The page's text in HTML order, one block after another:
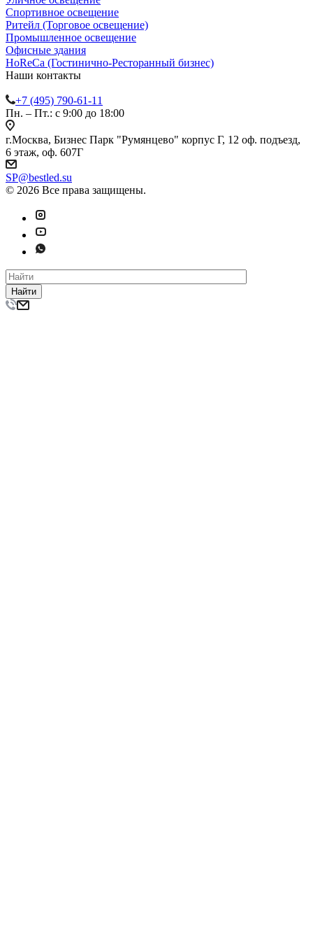
Спортивное освещение
Ритейл (Торговое освещение)
Промышленное освещение
Офисные здания
HoReCa (Гостинично-Ресторанный бизнес)
Наши контакты
+7 (495) 790-61-11
Пн. – Пт.: с 9:00 до 18:00
г.Москва, Бизнес Парк "Румянцево" корпус Г, 12 оф. подъезд,
6 этаж, оф. 607Г
SP@bestled.su
© 2026 Все права защищены.
Найти